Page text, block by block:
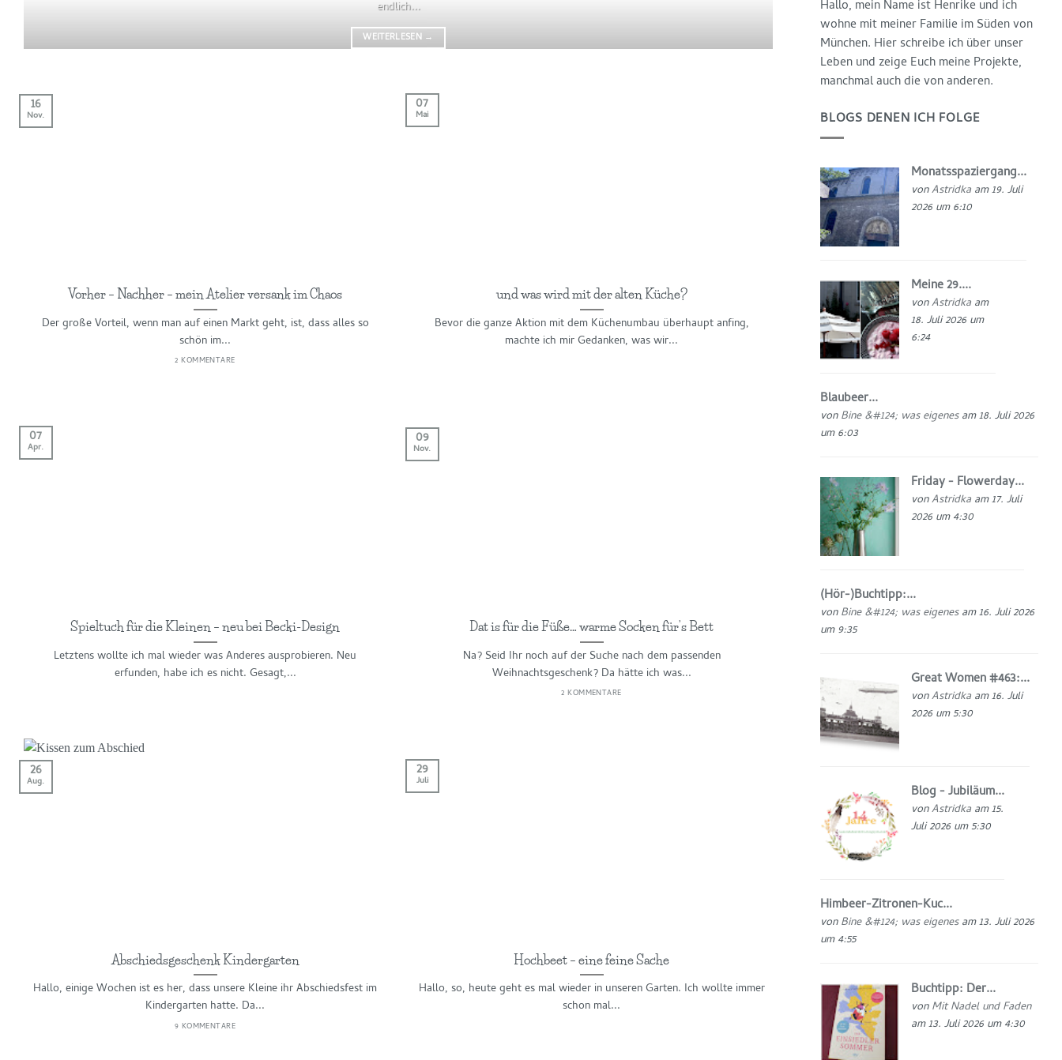
endlich...
WEITERLESEN →
Vorher – Nachher – mein Atelier versank im Chaos
Der große Vorteil, wenn man auf einen Markt geht, ist, dass alles so
schön im...
2 KOMMENTARE
16
Nov.
und was wird mit der alten Küche?
Bevor die ganze Aktion mit dem Küchenumbau überhaupt anfing,
machte ich mir Gedanken, was wir...
07
Mai
Spieltuch für die Kleinen – neu bei Becki-Design
Letztens wollte ich mal wieder was Anderes ausprobieren. Neu
erfunden, habe ich es nicht. Gesagt,...
07
Apr.
Dat is für die Füße… warme Socken für’s Bett
Na? Seid Ihr noch auf der Suche nach dem passenden
Weihnachtsgeschenk? Da hätte ich was...
2 KOMMENTARE
09
Nov.
Abschiedsgeschenk Kindergarten
Hallo, einige Wochen ist es her, dass unsere Kleine ihr Abschiedsfest im
Kindergarten hatte. Da...
9 KOMMENTARE
26
Aug.
Hochbeet – eine feine Sache
Hallo, so, heute geht es mal wieder in unseren Garten. Ich wollte immer
schon mal...
29
Juli
Hallo, mein Name ist Henrike und ich
wohne mit meiner Familie im Süden von
München. Hier schreibe ich über unser
Leben und zeige Euch meine Projekte,
manchmal auch die von anderen.
BLOGS DENEN ICH FOLGE
Monatsspaziergang...
vonAstridka am 19. Juli
2026 um 6:10
Meine 29....
vonAstridka am
18. Juli 2026 um
6:24
Blaubeer...
vonBine &#124; was eigenesam 18. Juli 2026
um 6:03
Friday - Flowerday...
vonAstridka am 17. Juli
2026 um 4:30
(Hör-)Buchtipp:...
vonBine &#124; was eigenesam 16. Juli 2026
um 9:35
Great Women #463:...
vonAstridka am 16. Juli
2026 um 5:30
Blog - Jubiläum...
vonAstridka am 15.
Juli 2026 um 5:30
Himbeer-Zitronen-Kuc...
vonBine &#124; was eigenesam 13. Juli 2026
um 4:55
Buchtipp: Der...
vonMit Nadel und Faden
am 13. Juli 2026 um 4:30